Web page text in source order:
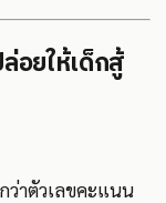
อยให้เด็กสู้
ว่าตัวเลขคะแนน